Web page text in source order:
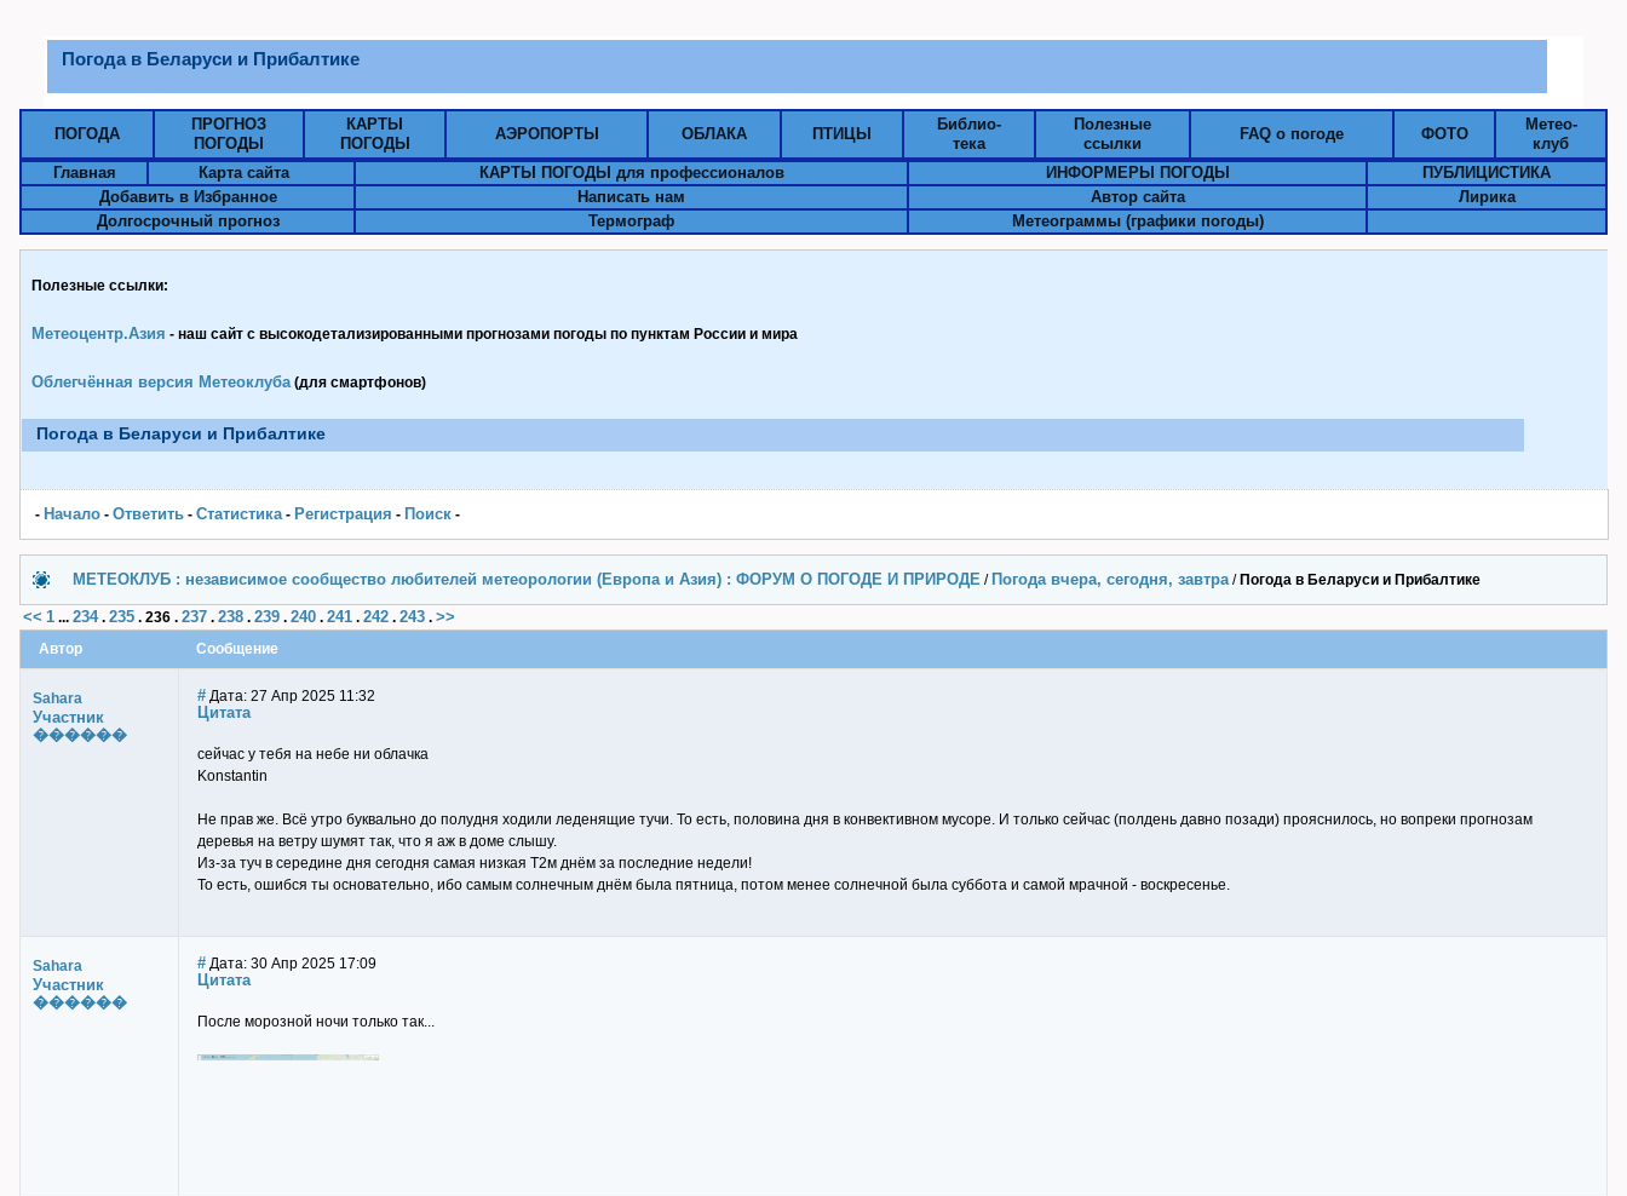
Погода в Беларуси и Прибалтике
ПОГОДА
ПРОГНОЗ
ПОГОДЫ
КАРТЫ
ПОГОДЫ
АЭРОПОРТЫ ОБЛАКА ПТИЦЫ
Библио-
тека
Полезные
ссылки
FAQ о погоде ФОТО
Метео-
клуб
Главная
Карта сайта КАРТЫ ПОГОДЫ для профессионалов ИНФОРМЕРЫ ПОГОДЫ
ПУБЛИЦИСТИКА
Добавить в Избранное
Написать нам Автор сайта
Лирика
Долгосрочный прогноз
Термограф Метеограммы (графики погоды)
Полезные ссылки:
Метеоцентр.Азия - наш сайт с высокодетализированными прогнозами погоды по пунктам Pоссии и мира
Облегчённая версия Метеоклуба(для смартфонов)
Погода в Беларуси и Прибалтике
- Начало - Ответить - Статистика- Pегистрация - Поиск -
МЕТЕОКЛУБ : независимое сообщество любителей метеорологии (Европа и Азия) : ФОРУМ О ПОГОДЕ И ПРИРОДЕ / Погода вчера, сегодня, завтра/ Погода в Беларуси и Прибалтике
<< 1 ... 234. 235 . 236 . 237 . 238 . 239 . 240 . 241 . 242 . 243 . >>
Автор Сообщение
Sahara
Участник
������
# Дата: 27 Апр 2025 11:32
Цитата
сейчас у тебя на небе ни облачка
Konstantin
Не прав же. Всё утро буквально до полудня ходили леденящие тучи. То есть, половина дня в конвективном мусоре. И только сейчас (полдень давно позади) прояснилось, но вопреки прогнозам
деревья на ветру шумят так, что я аж в доме слышу.
Из-за туч в середине дня сегодня самая низкая Т2м днём за последние недели!
То есть, ошибся ты основательно, ибо самым солнечным днём была пятница, потом менее солнечной была суббота и самой мрачной - воскресенье.
Sahara
Участник
������
# Дата: 30 Апр 2025 17:09
Цитата
После морозной ночи только так...